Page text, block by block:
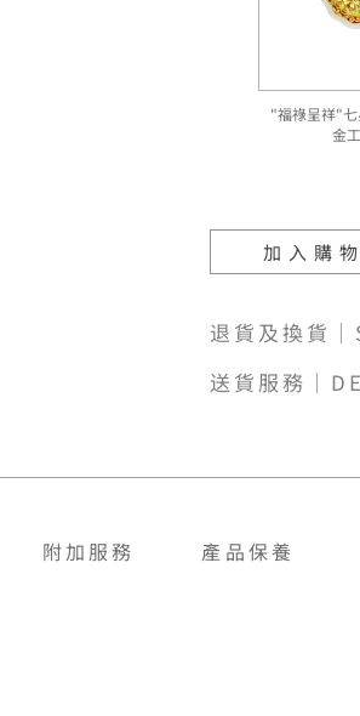
"福祿呈祥"
金
加入購
退貨及換貨
送貨服務｜
附加服務 產品保養